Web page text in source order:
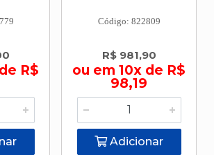
R$
Código: 822809
R$ 981,90
ou em 10x de R$
98,19
Adicionar